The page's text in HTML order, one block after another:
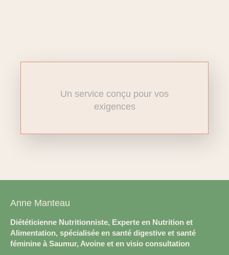
Un service conçu pour vos
exigences
Anne Manteau
Diététicienne Nutritionniste, Experte en Nutrition et
Alimentation, spécialisée en santé digestive et santé
féminine à Saumur, Avoine et en visio consultation